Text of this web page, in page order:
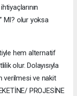
MI? olur yoksa
hem alternatif
olur. Dolayısıyla
verilmesi ve nakit
PROJESİNE